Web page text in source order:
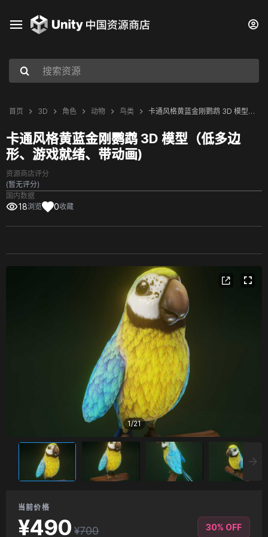
首页 3D 角色 动物 鸟类 卡通风格黄蓝金刚鹦鹉 3D 模型（低多边形、游戏就绪、带动画)
卡通风格黄蓝金刚鹦鹉 3D 模型（低多边
形、游戏就绪、带动画)
资源商店评分
(暂无评分)
国内数据
18浏览 0收藏
1/21
当前价格
¥490 ¥700 30% OFF